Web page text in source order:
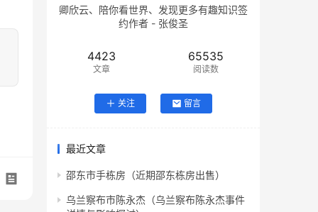
卿欣云、陪你看世界、发现更多有趣知识签
约作者 - 张俊圣
4423
文章
65535
阅读数
关注 留言
最近文章
邵东市手栋房（近期邵东栋房出售）
乌兰察布市陈永杰（乌兰察布陈永杰事件